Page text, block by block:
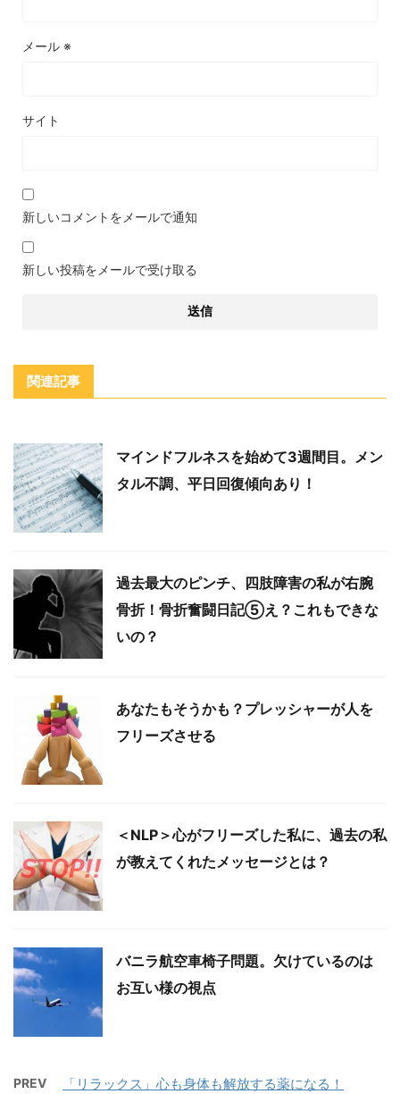
メール ※
サイト
新しいコメントをメールで通知
新しい投稿をメールで受け取る
関連記事
マインドフルネスを始めて3週間目。メン
タル不調、平日回復傾向あり！
過去最大のピンチ、四肢障害の私が右腕
骨折！骨折奮闘日記⑤え？これもできな
いの？
あなたもそうかも？プレッシャーが人を
フリーズさせる
＜NLP＞心がフリーズした私に、過去の私
が教えてくれたメッセージとは？
バニラ航空車椅子問題。欠けているのは
お互い様の視点
PREV 「リラックス」心も身体も解放する薬になる！